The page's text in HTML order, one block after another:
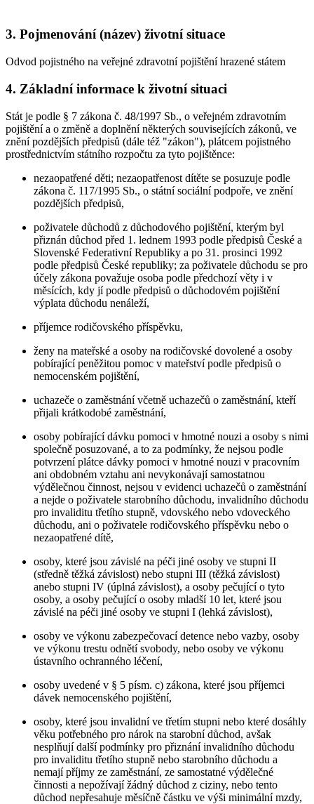
3. Pojmenování (název) životní situace
Odvod pojistného na veřejné zdravotní pojištění hrazené státem
4. Základní informace k životní situaci
Stát je podle § 7 zákona č. 48/1997 Sb., o veřejném zdravotním
pojištění a o změně a doplnění některých souvisejících zákonů, ve
znění pozdějších předpisů (dále též "zákon"), plátcem pojistného
prostřednictvím státního rozpočtu za tyto pojištěnce:
nezaopatřené děti; nezaopatřenost dítěte se posuzuje podle
zákona č. 117/1995 Sb., o státní sociální podpoře, ve znění
pozdějších předpisů,
poživatele důchodů z důchodového pojištění, kterým byl
přiznán důchod před 1. lednem 1993 podle předpisů České a
Slovenské Federativní Republiky a po 31. prosinci 1992
podle předpisů České republiky; za poživatele důchodu se pro
účely zákona považuje osoba podle předchozí věty i v
měsících, kdy jí podle předpisů o důchodovém pojištění
výplata důchodu nenáleží,
příjemce rodičovského příspěvku,
ženy na mateřské a osoby na rodičovské dovolené a osoby
pobírající peněžitou pomoc v mateřství podle předpisů o
nemocenském pojištění,
uchazeče o zaměstnání včetně uchazečů o zaměstnání, kteří
přijali krátkodobé zaměstnání,
osoby pobírající dávku pomoci v hmotné nouzi a osoby s nimi
společně posuzované, a to za podmínky, že nejsou podle
potvrzení plátce dávky pomoci v hmotné nouzi v pracovním
ani obdobném vztahu ani nevykonávají samostatnou
výdělečnou činnost, nejsou v evidenci uchazečů o zaměstnání
a nejde o poživatele starobního důchodu, invalidního důchodu
pro invaliditu třetího stupně, vdovského nebo vdoveckého
důchodu, ani o poživatele rodičovského příspěvku nebo o
nezaopatřené dítě,
osoby, které jsou závislé na péči jiné osoby ve stupni II
(středně těžká závislost) nebo stupni III (těžká závislost)
anebo stupni IV (úplná závislost), a osoby pečující o tyto
osoby, a osoby pečující o osoby mladší 10 let, které jsou
závislé na péči jiné osoby ve stupni I (lehká závislost),
osoby ve výkonu zabezpečovací detence nebo vazby, osoby
ve výkonu trestu odnětí svobody, nebo osoby ve výkonu
ústavního ochranného léčení,
osoby uvedené v § 5 písm. c) zákona, které jsou příjemci
dávek nemocenského pojištění,
osoby, které jsou invalidní ve třetím stupni nebo které dosáhly
věku potřebného pro nárok na starobní důchod, avšak
nesplňují další podmínky pro přiznání invalidního důchodu
pro invaliditu třetího stupně nebo starobního důchodu a
nemají příjmy ze zaměstnání, ze samostatné výdělečné
činnosti a nepožívají žádný důchod z ciziny, nebo tento
důchod nepřesahuje měsíčně částku ve výši minimální mzdy,